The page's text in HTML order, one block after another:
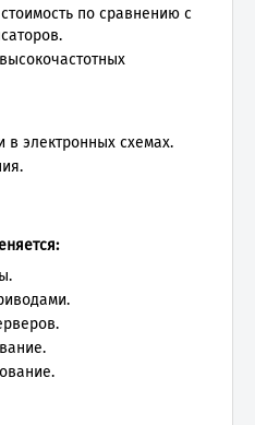
по сравнению с
электронных схемах.